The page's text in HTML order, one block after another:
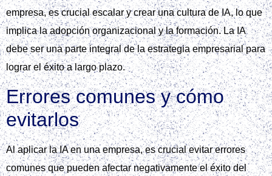
empresa, es crucial escalar y crear una cultura de IA, lo que
implica la adopción organizacional y la formación. La IA
debe ser una parte integral de la estrategia empresarial para
lograr el éxito a largo plazo.
Errores comunes y cómo
evitarlos
Al aplicar la IA en una empresa, es crucial evitar errores
comunes que pueden afectar negativamente el éxito del